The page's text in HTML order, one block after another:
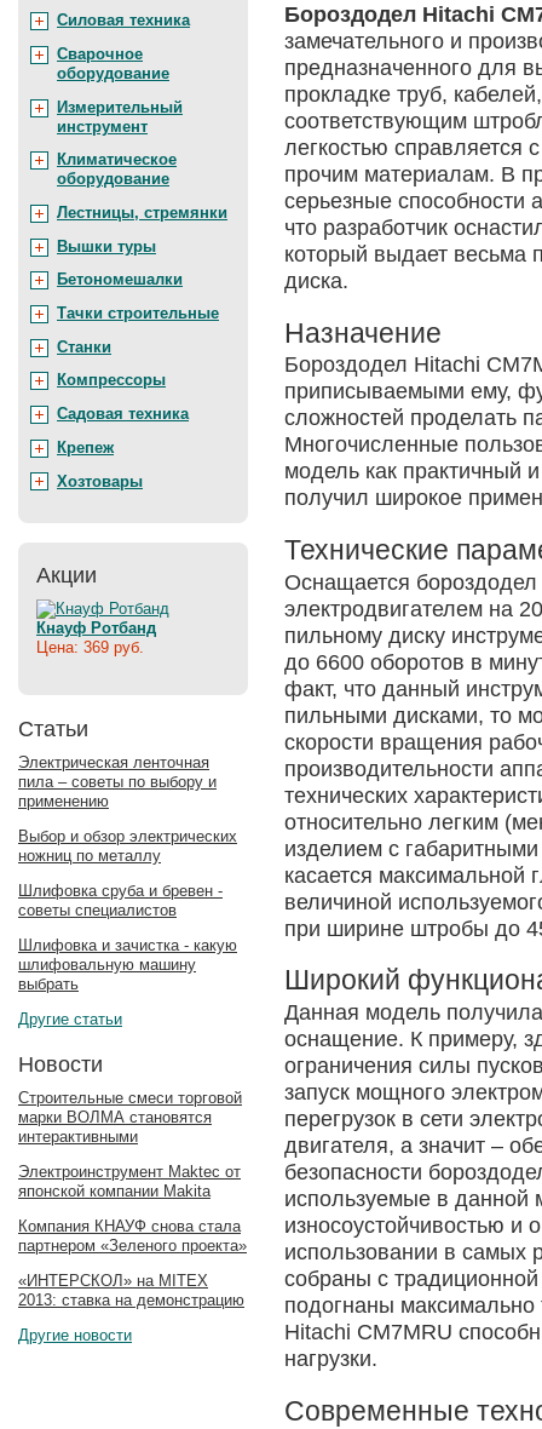
Бороздодел Hitachi
замечательного и
предназначенного для
прокладке труб,
соответствующим
легкостью справляется
прочим материалам. В
серьезные способности
что разработчик
который выдает весьма
диска.
Назначение
Бороздодел Hitachi
приписываемыми ему,
сложностей проделать
Многочисленные
модель как практичный
получил широкое
Технические
Оснащается
электродвигателем на
пильному диску
до 6600 оборотов в
факт, что данный
пильными дисками, то
скорости вращения
производительности
технических
относительно легким
изделием с
касается максимальной
величиной
при ширине штробы до
Широкий
Данная модель
оснащение. К примеру,
ограничения силы
запуск мощного
перегрузок в сети
двигателя, а значит –
безопасности
используемые в данной
износоустойчивостью и
использовании в самых
собраны с
подогнаны максимально
Hitachi CM7MRU
нагрузки.
Современные
Силовая техника
Сварочное
оборудование
Измерительный
инструмент
Климатическое
оборудование
Лестницы, стремянки
Вышки туры
Бетономешалки
Тачки строительные
Станки
Компрессоры
Садовая техника
Крепеж
Хозтовары
Акции
Кнауф Ротбанд
Цена: 369 руб.
Статьи
Электрическая ленточная
пила – советы по выбору и
применению
Выбор и обзор электрических
ножниц по металлу
Шлифовка сруба и бревен -
советы специалистов
Шлифовка и зачистка - какую
шлифовальную машину
выбрать
Другие статьи
Новости
Строительные смеси торговой
марки ВОЛМА становятся
интерактивными
Электроинструмент Maktec от
японской компании Makita
Компания КНАУФ снова стала
партнером «Зеленого проекта»
«ИНТЕРСКОЛ» на MITEX
2013: ставка на демонстрацию
Другие новости